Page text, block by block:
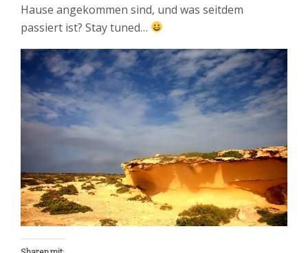
Hause angekommen sind, und was seitdem
passiert ist? Stay tuned…